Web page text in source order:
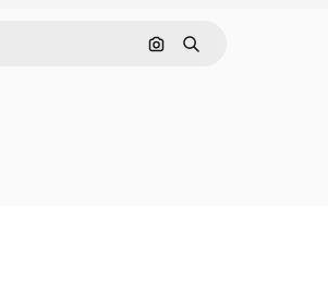
Cerca per immagine
Ricerca